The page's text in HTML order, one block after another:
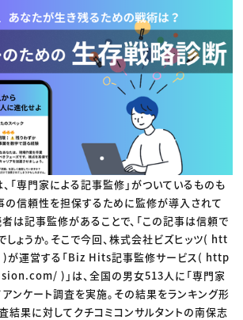
からのお知らせ
ェッショナル×つながる×メディア
「専門家による記事監修」がついているものも
の信頼性を担保するために監修が導入されて
は記事監修があることで、「この記事は信頼で
しょうか。そこで今回、株式会社ビズヒッツ( htt
運営する「Biz Hits記事監修サービス( http
)」は、全国の男女513人に「専門家
ンケート調査を実施。その結果をランキング形
結果に対してクチコミコンサルタントの南保志